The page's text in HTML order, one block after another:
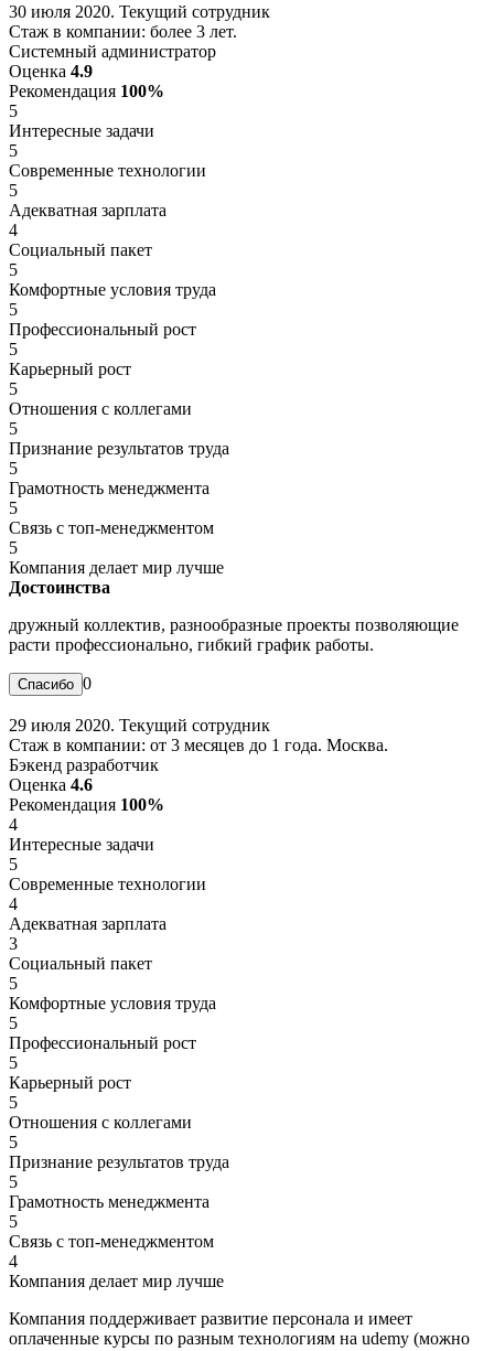
30 июля 2020. Текущий сотрудник
Стаж в компании: более 3 лет.
Системный администратор
Оценка 4.9
Рекомендация 100%
5
Интересные задачи
5
Современные технологии
5
Адекватная зарплата
4
Социальный пакет
5
Комфортные условия труда
5
Профессиональный рост
5
Карьерный рост
5
Отношения с коллегами
5
Признание результатов труда
5
Грамотность менеджмента
5
Связь с топ-менеджментом
5
Компания делает мир лучше
Достоинства
дружный коллектив, разнообразные проекты позволяющие
расти профессионально, гибкий график работы.
0
29 июля 2020. Текущий сотрудник
Стаж в компании: от 3 месяцев до 1 года. Москва.
Бэкенд разработчик
Оценка 4.6
Рекомендация 100%
4
Интересные задачи
5
Современные технологии
4
Адекватная зарплата
3
Социальный пакет
5
Комфортные условия труда
5
Профессиональный рост
5
Карьерный рост
5
Отношения с коллегами
5
Признание результатов труда
5
Грамотность менеджмента
5
Связь с топ-менеджментом
4
Компания делает мир лучше
Компания поддерживает развитие персонала и имеет
оплаченные курсы по разным технологиям на udemy (можно